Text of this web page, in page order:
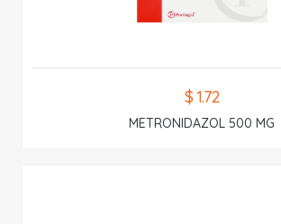
$ 1.72
METRONIDAZOL 500 MG